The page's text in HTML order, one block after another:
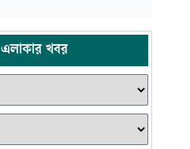
এলাকার খবর